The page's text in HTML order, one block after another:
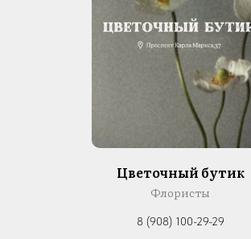
Цветочный бутик
Флористы
8 (908) 100-29-29